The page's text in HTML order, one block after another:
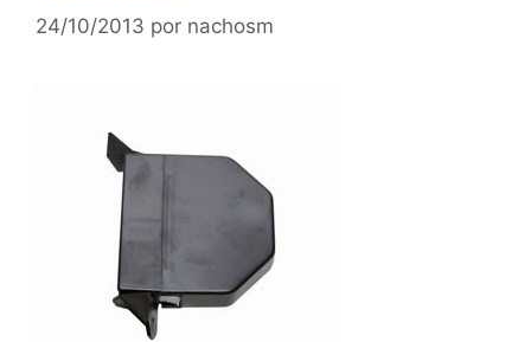
24/10/2013 por nachosm